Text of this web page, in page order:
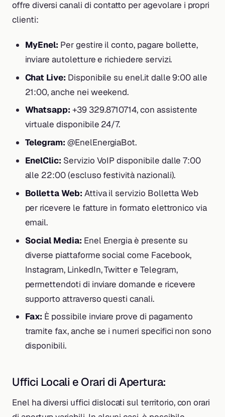
offre diversi canali di contatto per agevolare i propri
clienti:
MyEnel: Per gestire il conto, pagare bollette,
inviare autoletture e richiedere servizi.
Chat Live: Disponibile su enel.it dalle 9:00 alle
21:00, anche nei weekend.
Whatsapp: +39 329.8710714, con assistente
virtuale disponibile 24/7.
Telegram: @EnelEnergiaBot.
EnelClic: Servizio VoIP disponibile dalle 7:00
alle 22:00 (escluso festività nazionali).
Bolletta Web: Attiva il servizio Bolletta Web
per ricevere le fatture in formato elettronico via
email.
Social Media: Enel Energia è presente su
diverse piattaforme social come Facebook,
Instagram, LinkedIn, Twitter e Telegram,
permettendoti di inviare domande e ricevere
supporto attraverso questi canali.
Fax: È possibile inviare prove di pagamento
tramite fax, anche se i numeri specifici non sono
disponibili.
Uffici Locali e Orari di Apertura:
Enel ha diversi uffici dislocati sul territorio, con orari